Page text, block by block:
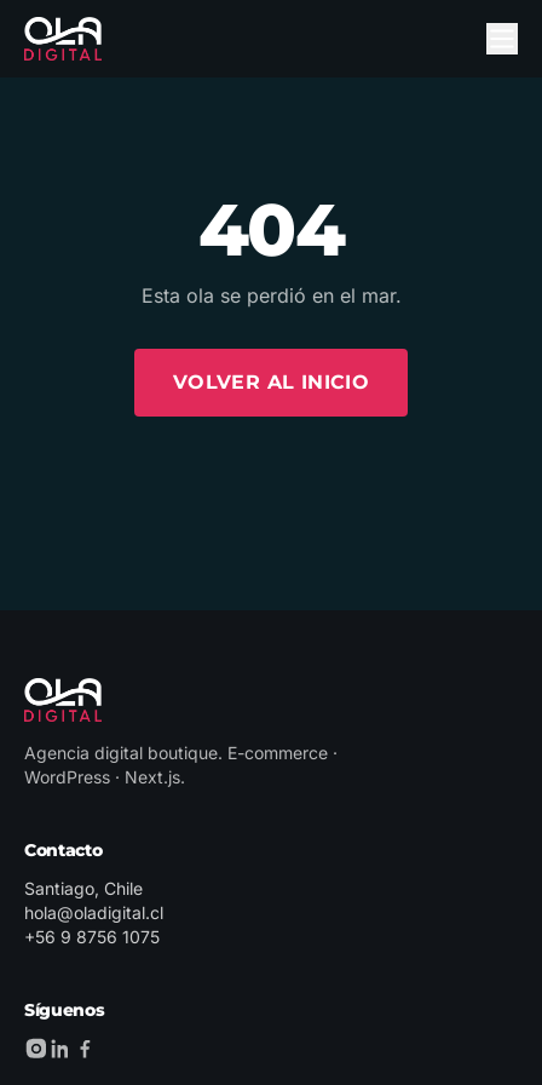
404
Esta ola se perdió en el mar.
VOLVER AL INICIO
Agencia digital boutique. E-commerce ·
WordPress · Next.js.
Contacto
Santiago, Chile
hola@oladigital.cl
+56 9 8756 1075
Síguenos